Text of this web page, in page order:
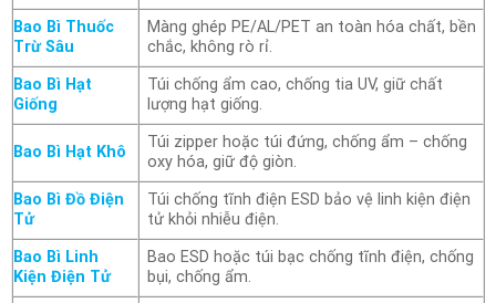
Bao Bì Thuốc
Trừ Sâu
Màng ghép PE/AL/PET an toàn hóa chất, bền
chắc, không rò rỉ.
Bao Bì Hạt
Giống
Túi chống ẩm cao, chống tia UV, giữ chất
lượng hạt giống.
Bao Bì Hạt Khô
Túi zipper hoặc túi đứng, chống ẩm – chống
oxy hóa, giữ độ giòn.
Bao Bì Đồ Điện
Tử
Túi chống tĩnh điện ESD bảo vệ linh kiện điện
tử khỏi nhiễu điện.
Bao Bì Linh
Kiện Điện Tử
Bao ESD hoặc túi bạc chống tĩnh điện, chống
bụi, chống ẩm.